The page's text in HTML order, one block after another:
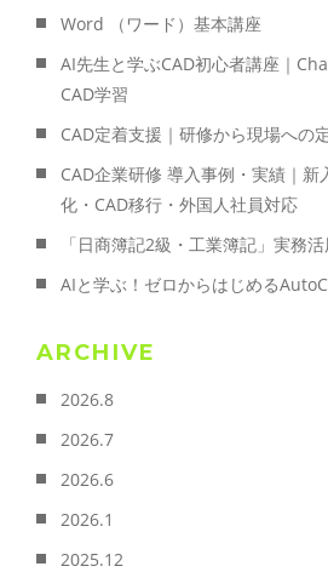
Word （ワード）基本講座
AI先生と学ぶCAD初心者講座｜
CAD学習
CAD定着支援｜研修から現場への
CAD企業研修 導入事例・実績｜新
化・CAD移行・外国人社員対応
「日商簿記2級・工業簿記」実務
AIと学ぶ！ゼロからはじめる
ARCHIVE
2026.8
2026.7
2026.6
2026.1
2025.12